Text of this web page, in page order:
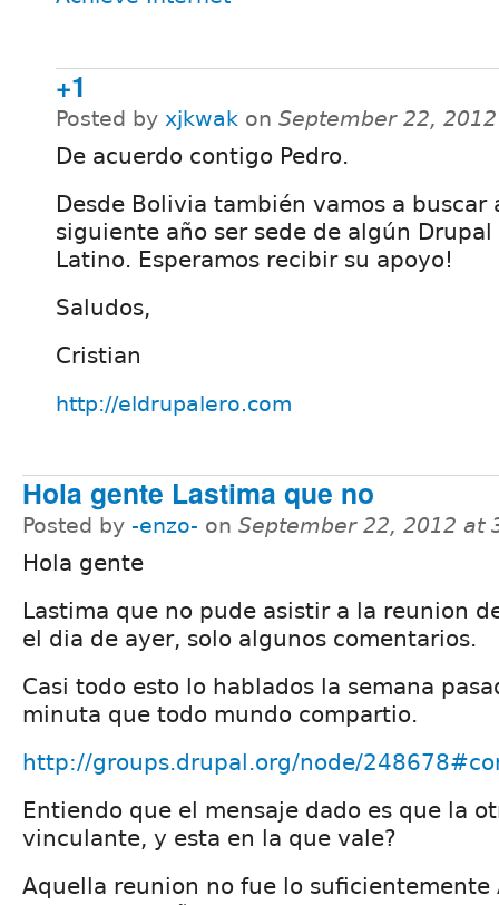
+1
Posted by xjkwak on September 22,
De acuerdo contigo Pedro.
Desde Bolivia también vamos a buscar
siguiente año ser sede de algún
Latino. Esperamos recibir su apoyo!
Saludos,
Cristian
http://eldrupalero.com
Hola gente Lastima que no
Posted by -enzo- on September 22, 2012 at
Hola gente
Lastima que no pude asistir a la reunion
el dia de ayer, solo algunos comentarios.
Casi todo esto lo hablados la semana
minuta que todo mundo compartio.
http://groups.drupal.org/node/
Entiendo que el mensaje dado es que la
vinculante, y esta en la que vale?
Aquella reunion no fue lo suficientemente